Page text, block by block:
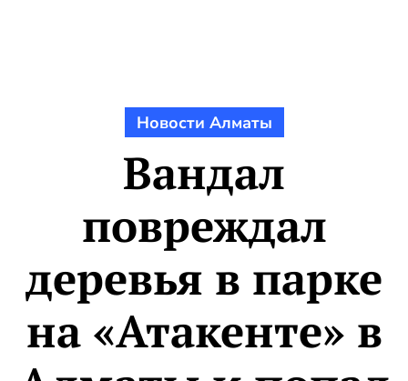
Новости Алматы
Вандал
повреждал
деревья в парке
на «Атакенте» в